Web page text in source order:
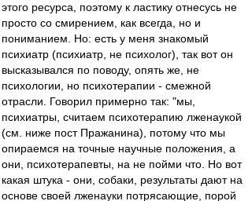
этого ресурса, поэтому к ластику отнесусь не
просто со смирением, как всегда, но и
пониманием. Но: есть у меня знакомый
психиатр (психиатр, не психолог), так вот он
высказывался по поводу, опять же, не
психологии, но психотерапии - смежной
отрасли. Говорил примерно так: "мы,
психиатры, считаем психотерапию лженаукой
(см. ниже пост Пражанина), потому что мы
опираемся на точные научные положения, а
они, психотерапевты, на не пойми что. Но вот
какая штука - они, собаки, результаты дают на
основе своей лженауки потрясающие, порой